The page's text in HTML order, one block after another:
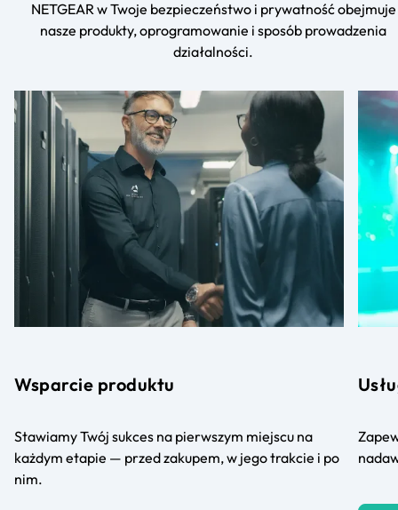
NETGEAR w Twoje bezpieczeństwo i prywatność obejmuje
nasze produkty, oprogramowanie i sposób prowadzenia
działalności.
Wsparcie produktu
Stawiamy Twój sukces na pierwszym miejscu na
każdym etapie — przed zakupem, w jego trakcie i po
nim.